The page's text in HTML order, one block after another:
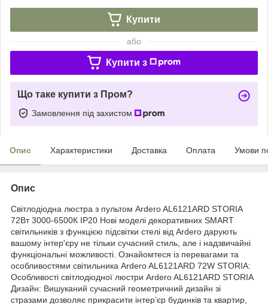
Купити
або
Купити з
Що таке купити з Пром?
Замовлення під захистом
Опис Характеристики Доставка Оплата Умови
Опис
Світлодіодна люстра з пультом Ardero AL6121ARD STORIA
72Вт 3000-6500К IP20 Нові моделі декоративних SMART
світильників з функцією підсвітки стелі від Ardero дарують
вашому інтер'єру не тільки сучасний стиль, але і надзвичайні
функціональні можливості. Ознайомтеся із перевагами та
особливостями світильника Ardero AL6121ARD 72W STORIA:
Особливості світлодіодної люстри Ardero AL6121ARD STORIA
Дизайн: Вишуканий сучасний геометричний дизайн зі
стразами дозволяє прикрасити інтер’єр будинків та квартир,